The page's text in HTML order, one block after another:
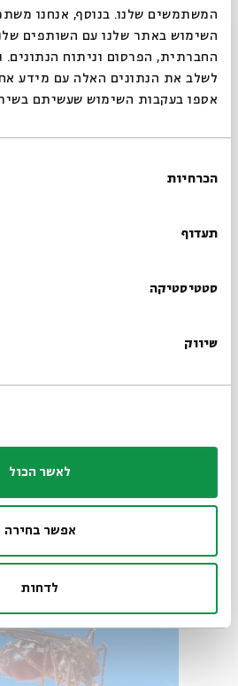
המשתמשים שלנו. בנוסף, אנחנו
השימוש באתר שלנו עם השותפים
החברתית, הפרסום וניתוח הנתונים.
לשלב את הנתונים האלה עם מידע
אספו בעקבות השימוש שעשיתם
הסכמה
הכרחיות
תעדוף
סטטיסטיקה
שיווק
לאשר הכול
אפשר בחירה
לדחות
- "מה יש לך? למה אתה מתגרד כמו
- "את לא מאמינה, כל הלילה שמעתי
כפתור בשעון המעורר המאפשר
- "מצוין, השעון המעורר הזה
- "הוא מתחיל להשמיע את
סגור